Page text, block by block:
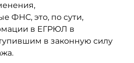
ФНС, это, по сути,
в ЕГРЮЛ в
в законную силу